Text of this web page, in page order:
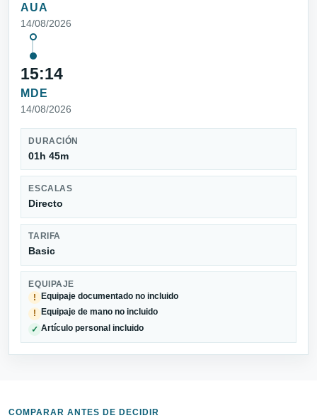
AUA
14/08/2026
15:14
MDE
14/08/2026
DURACIÓN
01h 45m
ESCALAS
Directo
TARIFA
Basic
EQUIPAJE
!
Equipaje documentado no incluido
! Equipaje de mano no incluido
✓ Artículo personal incluido
COMPARAR ANTES DE DECIDIR